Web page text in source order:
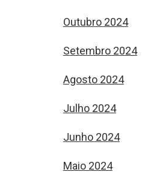
Outubro 2024
Setembro 2024
Agosto 2024
Julho 2024
Junho 2024
Maio 2024